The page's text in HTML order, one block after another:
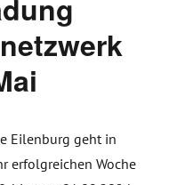
Eilenburg geht in
erfolgreichen Woche